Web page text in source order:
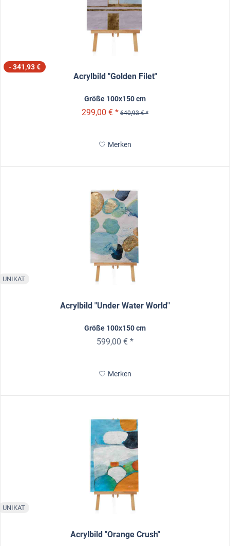
- 341,93 €
Acrylbild "Golden Filet"
Größe 100x150 cm
299,00 € * 640,93 € *
Merken
Acrylbild "Under Water World"
Größe 100x150 cm
UNIKAT
599,00 € *
Merken
Acrylbild "Orange Crush"
UNIKAT